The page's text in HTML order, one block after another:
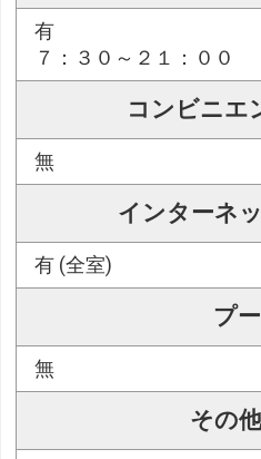
有
７：３０～２１：００
コンビニエ
無
インターネ
有 (全室)
プ
無
その